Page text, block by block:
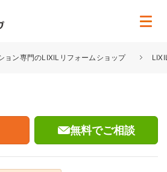
ョン専門のLIXILリフォームショップ
無料でご相談